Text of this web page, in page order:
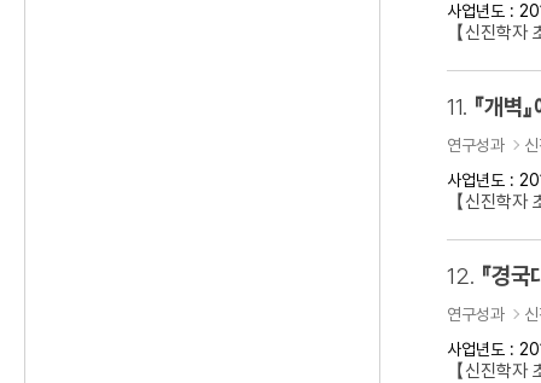
사업년도 :
【신진학
11. 『개벽
연구성과
사업년도 :
【신진학
12. 『경국
연구성과
사업년도 :
【신진학